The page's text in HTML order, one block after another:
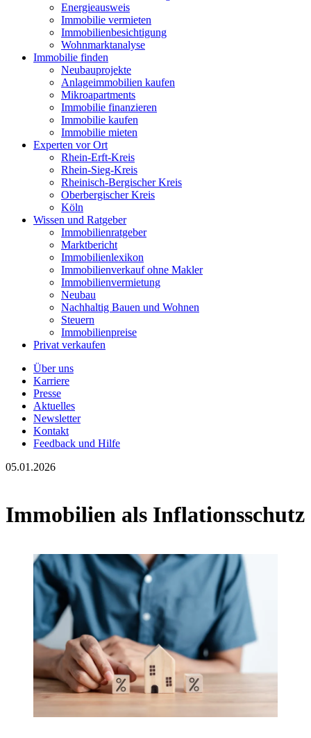
Energieausweis
Immobilie vermieten
Immobilienbesichtigung
Wohnmarktanalyse
Immobilie finden
Neubauprojekte
Anlageimmobilien kaufen
Mikroapartments
Immobilie finanzieren
Immobilie kaufen
Immobilie mieten
Experten vor Ort
Rhein-Erft-Kreis
Rhein-Sieg-Kreis
Rheinisch-Bergischer Kreis
Oberbergischer Kreis
Köln
Wissen und Ratgeber
Immobilienratgeber
Marktbericht
Immobilienlexikon
Immobilienverkauf ohne Makler
Immobilienvermietung
Neubau
Nachhaltig Bauen und Wohnen
Steuern
Immobilienpreise
Privat verkaufen
Über uns
Karriere
Presse
Aktuelles
Newsletter
Kontakt
Feedback und Hilfe
05.01.2026
Immobilien als Inflationsschutz